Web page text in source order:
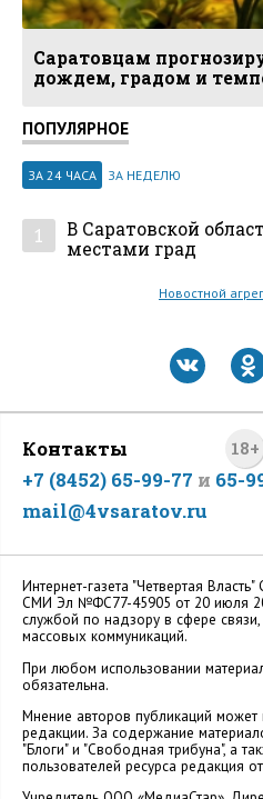
Саратовцам
дождем, градом и
ПОПУЛЯРНОЕ
ЗА 24 ЧАСА ЗА НЕДЕЛЮ
1
В Саратовской
местами град
Новостной
18+
Контакты
+7 (8452) 65-99-77 и 65-
mail@4vsaratov.ru
Интернет-газета "Четвертая
СМИ Эл №ФС77-45905 от 20 июля
службой по надзору в сфере
массовых коммуникаций.
При любом использовании
обязательна.
Мнение авторов публикаций может
редакции. За содержание
"Блоги" и "Свободная трибуна", а
пользователей ресурса редакция